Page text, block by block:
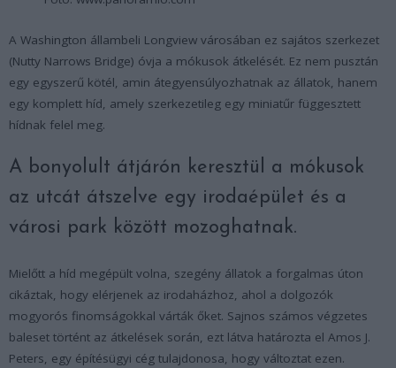
A Washington állambeli Longview városában ez sajátos szerkezet
(Nutty Narrows Bridge) óvja a mókusok átkelését. Ez nem pusztán
egy egyszerű kötél, amin átegyensúlyozhatnak az állatok, hanem
egy komplett híd, amely szerkezetileg egy miniatűr függesztett
hídnak felel meg.
A bonyolult átjárón keresztül a mókusok
az utcát átszelve egy irodaépület és a
városi park között mozoghatnak.
Mielőtt a híd megépült volna, szegény állatok a forgalmas úton
cikáztak, hogy elérjenek az irodaházhoz, ahol a dolgozók
mogyorós finomságokkal várták őket. Sajnos számos végzetes
baleset történt az átkelések során, ezt látva határozta el Amos J.
Peters, egy építésügyi cég tulajdonosa, hogy változtat ezen.